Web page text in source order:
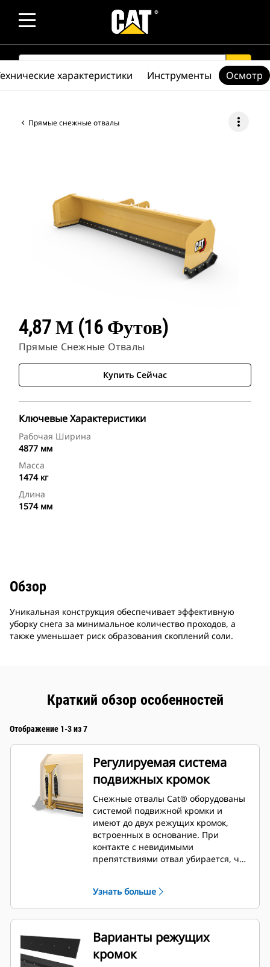
SEARCH search
Прямые снежные отвалы more_vert
4,87 М (16 Футов)
Прямые Снежные Отвалы
Купить Сейчас
Ключевые Характеристики
Рабочая Ширина
4877 мм
Масса
1474 кг
Длина
1574 мм
характеристики Инструменты Осмотр
Обзор
Уникальная конструкция обеспечивает эффективную
уборку снега за минимальное количество проходов, а
также уменьшает риск образования скоплений соли.
Краткий обзор особенностей
Отображение 1-3 из 7
Регулируемая система
подвижных кромок
Снежные отвалы Cat® оборудованы
системой подвижной кромки и
имеют до двух режущих кромок,
встроенных в основание. При
контакте с невидимыми
препятствиями отвал убирается, что
машины. Вариант с неподвижной
резиновой режущей кромкой
доступен в размерах 2,6 м (8 футов),
3,2 м (10 футов) и 3,8 м (12 футов),
которые подходят для всех устройств
смены навесного оборудования на
Узнать больше
Варианты режущих
кромок